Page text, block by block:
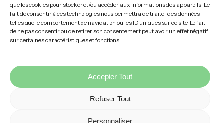
que les cookies pour stocker et/ou accéder aux informations des appareils. Le
fait de consentir à ces technologies nous permettra de traiter des données
telles que le comportement de navigation ou les ID uniques sur ce site. Le fait
de ne pas consentir ou de retirer son consentement peut avoir un effet négatif
sur certaines caractéristiques et fonctions.
Accepter Tout
Refuser Tout
Personnaliser
Traitement de l’information